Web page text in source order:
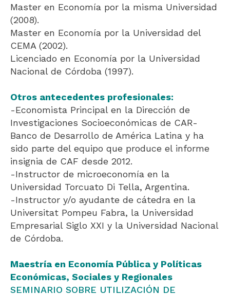
Master en Economía por la misma Universidad
(2008).
Master en Economía por la Universidad del
CEMA (2002).
Licenciado en Economía por la Universidad
Nacional de Córdoba (1997).
Otros antecedentes profesionales:
-Economista Principal en la Dirección de
Investigaciones Socioeconómicas de CAR-
Banco de Desarrollo de América Latina y ha
sido parte del equipo que produce el informe
insignia de CAF desde 2012.
-Instructor de microeconomía en la
Universidad Torcuato Di Tella, Argentina.
-Instructor y/o ayudante de cátedra en la
Universitat Pompeu Fabra, la Universidad
Empresarial Siglo XXI y la Universidad Nacional
de Córdoba.
Maestría en Economía Pública y Políticas
Económicas, Sociales y Regionales
SEMINARIO SOBRE UTILIZACIÓN DE